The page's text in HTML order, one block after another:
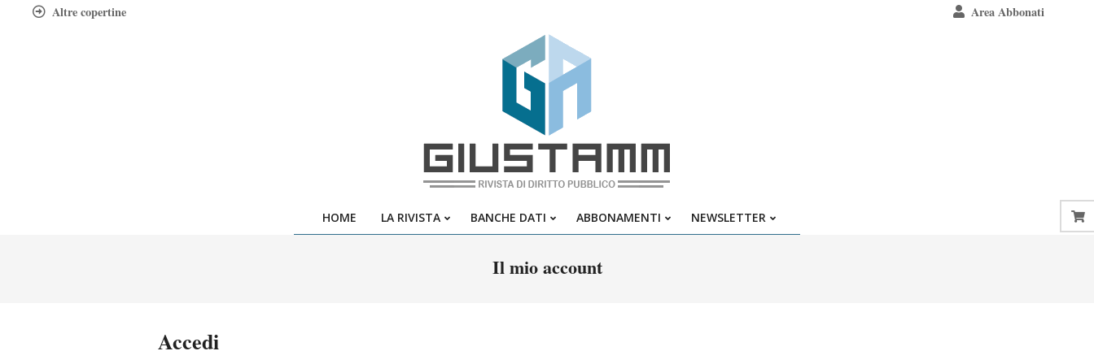
Altre copertine Area Abbonati
Giustamm
Primary
Menu
HOME LA RIVISTA BANCHE DATI ABBONAMENTI NEWSLETTER
Il mio account
Accedi